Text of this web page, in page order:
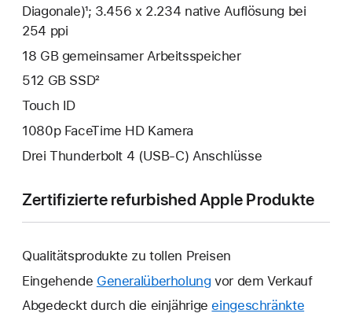
Diagonale)¹; 3.456 x 2.234 native Auflösung bei
254 ppi
18 GB gemeinsamer Arbeits­speicher
512 GB SSD²
Touch ID
1080p FaceTime HD Kamera
Drei Thunderbolt 4 (USB‑C) Anschlüsse
Zertifizierte refurbished Apple Produkte
Qualitätsprodukte zu tollen Preisen
Eingehende Generalüberholung vor dem Verkauf
Abgedeckt durch die einjährige eingeschränkte